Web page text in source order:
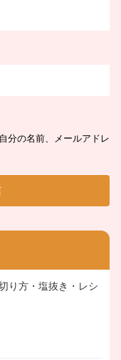
分の名前、メールアドレ
り方・塩抜き・レシ